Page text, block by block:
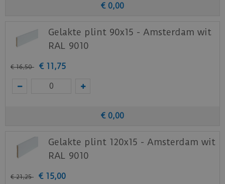
€ 0,00
Gelakte plint 90x15 - Amsterdam wit
RAL 9010
€ 16,50 € 11,75
€ 0,00
Gelakte plint 120x15 - Amsterdam wit
RAL 9010
€ 21,25 € 15,00